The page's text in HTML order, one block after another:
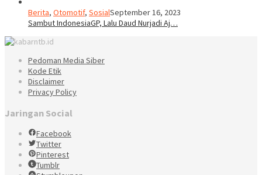
Berita, Otomotif, SosialSeptember 16, 2023
Sambut IndonesiaGP, Lalu Daud Nurjadi Aj…
Pedoman Media Siber
Kode Etik
Disclaimer
Privacy Policy
Jaringan Social
Facebook
Twitter
Pinterest
Tumblr